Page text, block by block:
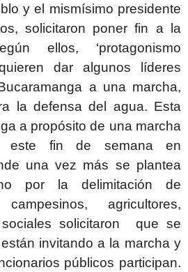
y el mismísimo presidente
solicitaron poner fin a la
ellos, ‘protagonismo
dar algunos líderes
a una marcha,
la defensa del agua. Esta
a propósito de una marcha
este fin de semana en
una vez más se plantea
por la delimitación de
agricultores,
solicitaron que se
invitando a la marcha y
públicos participan.